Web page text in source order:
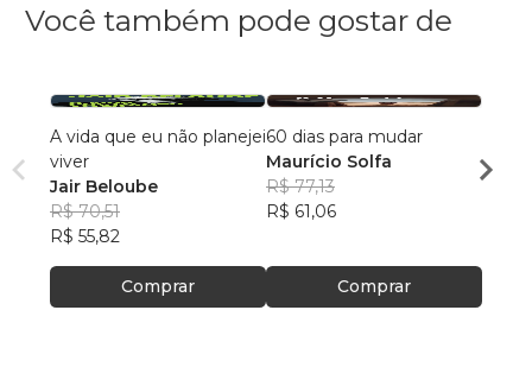
Você também pode gostar de
A vida que eu não planejei
viver
Jair Beloube
R$ 70,51
R$ 55,82
Comprar
60 dias para mudar
Maurício Solfa
R$ 77,13
R$ 61,06
Comprar
R$